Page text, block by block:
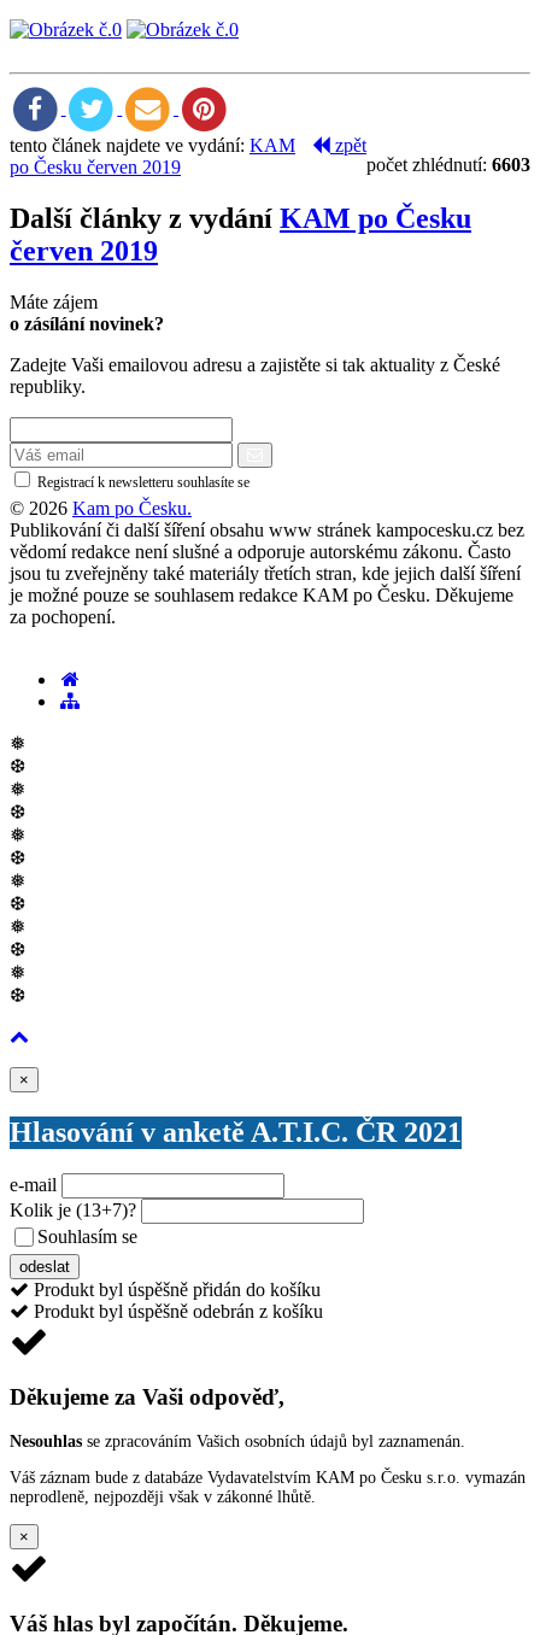
počet zhlédnutí: 6603
zpět
tento článek najdete ve vydání: KAM
po Česku červen 2019
Další články z vydání KAM po Česku
červen 2019
Máte zájem
o zásílání novinek?
Zadejte Vaši emailovou adresu a zajistěte si tak aktuality z České
republiky.
Registrací k newsletteru souhlasíte se
© 2026 Kam po Česku.
Publikování či další šíření obsahu www stránek kampocesku.cz bez
vědomí redakce není slušné a odporuje autorskému zákonu. Často
jsou tu zveřejněny také materiály třetích stran, kde jejich další šíření
je možné pouze se souhlasem redakce KAM po Česku. Děkujeme
za pochopení.
❅
❆
❅
❆
❅
❆
❅
❆
❅
❆
❅
❆
×
Hlasování v anketě A.T.I.C. ČR 2021
e-mail
Kolik je (13+7)?
Souhlasím se
odeslat
Produkt byl úspěšně přidán do košíku
Produkt byl úspěšně odebrán z košíku
Děkujeme za Vaši odpověď,
Nesouhlas se zpracováním Vašich osobních údajů byl zaznamenán.
Váš záznam bude z databáze Vydavatelstvím KAM po Česku s.r.o. vymazán
neprodleně, nejpozději však v zákonné lhůtě.
×
Váš hlas byl započítán. Děkujeme.